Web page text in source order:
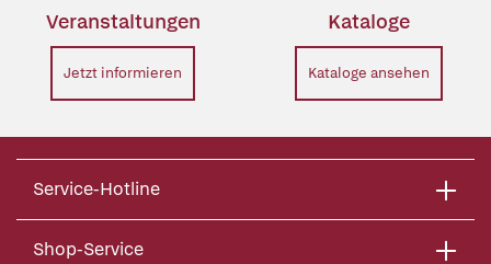
Veranstaltungen
Jetzt informieren
Kataloge
Kataloge ansehen
Service-Hotline
Shop-Service